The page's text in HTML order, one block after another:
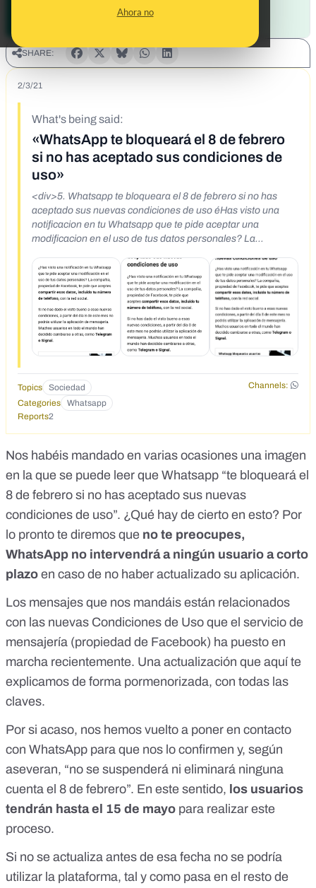
Ahora no
SHARE:
2/3/21
What's being said:
«WhatsApp te bloqueará el 8 de febrero
si no has aceptado sus condiciones de
uso»
<div>5. Whatsapp te bloqueara el 8 de febrero si no has
aceptado sus nuevas condiciones de uso éHas visto una
notificacion en tu Whatsapp que te pide aceptar una
modificacion en el uso de tus datos personales? La
compartir esos datos, incluido tu numero de teléfono, con la
red social. Si no has dado el visto bueno a esas nuevas
condiciones, a partir del dia 8 de este mes no podras utilizar
la aplicaci6n de mensajeria. Muchos usuarios en todo el
mundo han decidido cambiarse a otras, como Telegram o
Signal. Whatsapp bloqueara a usuarios que no acepten sus
nuevas con- diciones antes del 8 de febrero Quieres dejar
Topics Sociedad
Channels:
Categories
Whatsapp
Reports2
Nos habéis mandado en varias ocasiones una imagen
en la que se puede leer que Whatsapp “te bloqueará el
8 de febrero si no has aceptado sus nuevas
condiciones de uso”. ¿Qué hay de cierto en esto? Por
lo pronto te diremos que no te preocupes,
WhatsApp no intervendrá a ningún usuario a corto
plazo en caso de no haber actualizado su aplicación.
Los mensajes que nos mandáis están relacionados
con las nuevas Condiciones de Uso que el servicio de
mensajería (propiedad de Facebook) ha puesto en
marcha recientemente. Una actualización que aquí te
explicamos de forma pormenorizada, con todas las
claves.
Por si acaso, nos hemos vuelto a poner en contacto
con WhatsApp para que nos lo confirmen y, según
aseveran, “no se suspenderá ni eliminará ninguna
cuenta el 8 de febrero”. En este sentido, los usuarios
tendrán hasta el 15 de mayo para realizar este
proceso.
Si no se actualiza antes de esa fecha no se podría
utilizar la plataforma, tal y como pasa en el resto de